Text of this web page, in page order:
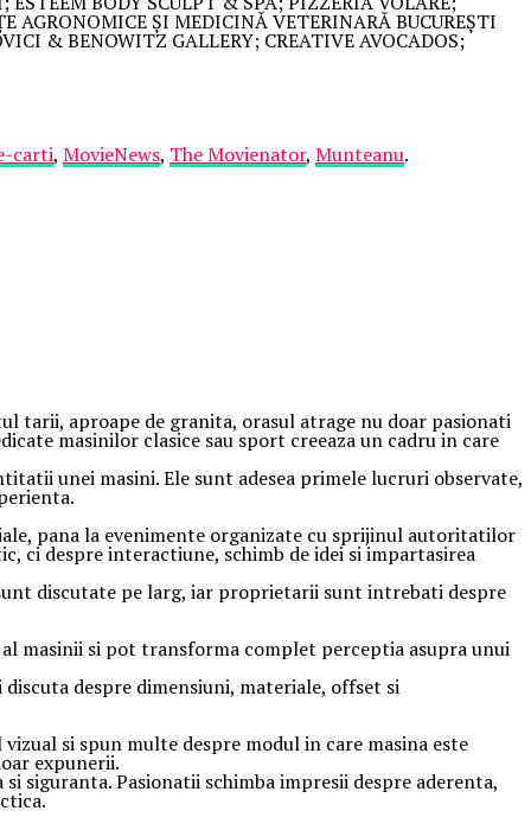
AGRONOMICE ȘI MEDICINĂ VETERINARĂ BUCUREȘTI
& BENOWITZ GALLERY; CREATIVE AVOCADOS;
carti, MovieNews, The Movienator, Munteanu.
tarii, aproape de granita, orasul atrage nu doar pasionati
masinilor clasice sau sport creeaza un cadru in care
unei masini. Ele sunt adesea primele lucruri observate,
pana la evenimente organizate cu sprijinul autoritatilor
ci despre interactiune, schimb de idei si impartasirea
discutate pe larg, iar proprietarii sunt intrebati despre
masinii si pot transforma complet perceptia asupra unui
despre dimensiuni, materiale, offset si
si spun multe despre modul in care masina este
expunerii.
siguranta. Pasionatii schimba impresii despre aderenta,